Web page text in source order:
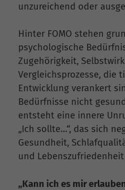
unzureichend oder
Hinter FOMO stehen
psychologische
Zugehörigkeit,
Vergleichsprozesse, die
Entwicklung verankert
Bedürfnisse nicht
entsteht eine innere
„Ich sollte…“, das sich
Gesundheit,
und
„Kann ich es mir